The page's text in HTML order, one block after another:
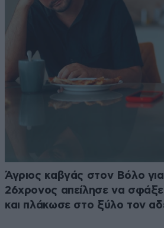
Άγριος καβγάς στον Βόλο
26χρονος απείλησε να
και πλάκωσε στο ξύλο τον